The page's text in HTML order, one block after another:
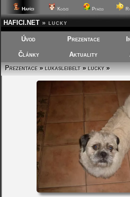
Hafíci Kočičí Ptáčci
HAFICI.NET » lucky
Úvod Prezentace
Články Aktuality
Prezentace»lukasleibelt»lucky»